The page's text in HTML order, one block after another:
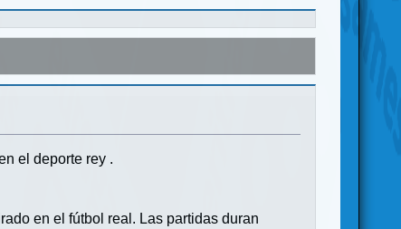
el deporte rey .
en el fútbol real. Las partidas duran